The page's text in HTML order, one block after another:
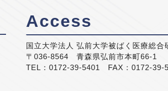
Access
国立大学法人 弘前大学被ばく医療総合
〒036-8564 青森県弘前市本町66-1
TEL：0172-39-5401 FAX：0172-39-